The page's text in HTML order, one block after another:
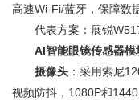
高速Wi-Fi/蓝牙，保障数
代表方案：展锐
AI智能眼镜传感器模
摄像头 ：采用索尼
视频防抖，1080P和